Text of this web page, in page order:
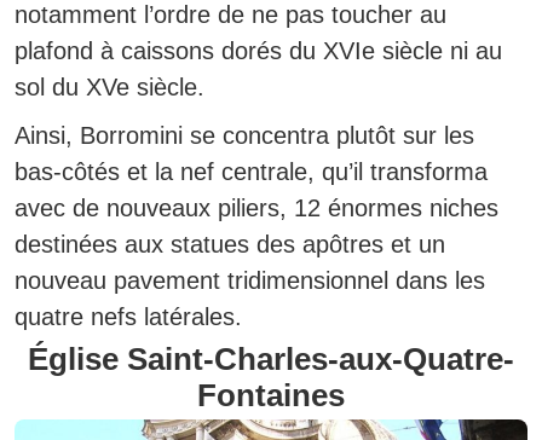
notamment l’ordre de ne pas toucher au
plafond à caissons dorés du XVIe siècle ni au
sol du XVe siècle.
Ainsi, Borromini se concentra plutôt sur les
bas-côtés et la nef centrale, qu’il transforma
avec de nouveaux piliers, 12 énormes niches
destinées aux statues des apôtres et un
nouveau pavement tridimensionnel dans les
quatre nefs latérales.
Église Saint-Charles-aux-Quatre-
Fontaines